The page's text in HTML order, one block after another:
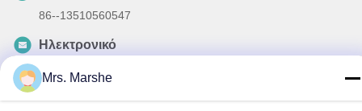
86--13510560547
Ηλεκτρονικό
sales@sunshineopto.com
Mrs. Marshe